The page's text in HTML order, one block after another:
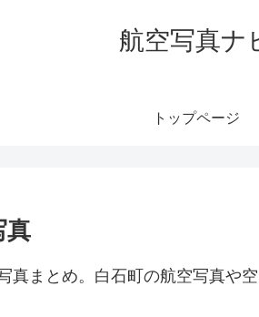
航空写真ナ
トップページ
真
真まとめ。白石町の航空写真や